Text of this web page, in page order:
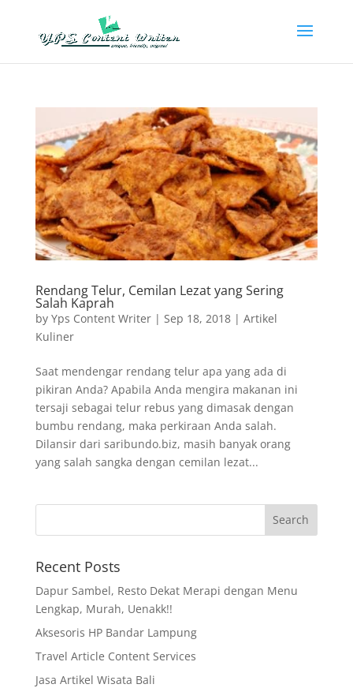
Rendang Telur, Cemilan Lezat yang Sering
Salah Kaprah
by Yps Content Writer| Sep 18, 2018| Artikel
Kuliner
Saat mendengar rendang telur apa yang ada di
pikiran Anda? Apabila Anda mengira makanan ini
tersaji sebagai telur rebus yang dimasak dengan
bumbu rendang, maka perkiraan Anda salah.
Dilansir dari saribundo.biz, masih banyak orang
yang salah sangka dengan cemilan lezat...
Recent Posts
Dapur Sambel, Resto Dekat Merapi dengan Menu
Lengkap, Murah, Uenakk!!
Aksesoris HP Bandar Lampung
Travel Article Content Services
Jasa Artikel Wisata Bali